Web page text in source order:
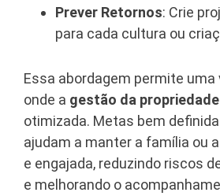
Prever Retornos: Crie
para cada cultura ou
Essa abordagem permite uma
onde a gestão da
otimizada. Metas bem
ajudam a manter a família ou
e engajada, reduzindo riscos
e melhorando o